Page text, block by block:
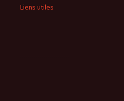
Liens utiles